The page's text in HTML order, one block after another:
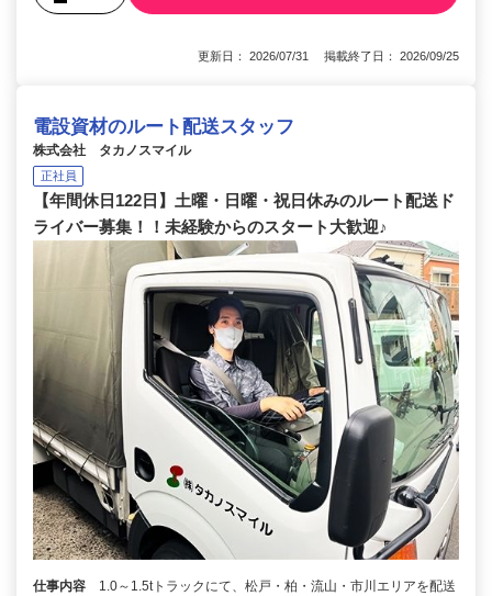
更新日： 2026/07/31 掲載終了日： 2026/09/25
電設資材のルート配送スタッフ
株式会社 タカノスマイル
正社員
【年間休日122日】土曜・日曜・祝日休みのルート配送ド
ライバー募集！！未経験からのスタート大歓迎♪
仕事内容
1.0～1.5tトラックにて、松戸・柏・流山・市川エリアを配送